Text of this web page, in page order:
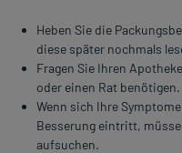
Heben Sie die
diese später nochmals
Fragen Sie Ihren
oder einen Rat benötigen.
Wenn sich Ihre
Besserung eintritt,
aufsuchen.